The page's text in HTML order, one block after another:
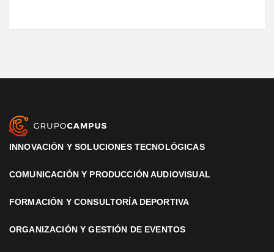
INNOVACIÓN Y SOLUCIONES TECNOLÓGICAS
COMUNICACIÓN Y PRODUCCIÓN AUDIOVISUAL
FORMACIÓN Y CONSULTORÍA DEPORTIVA
ORGANIZACIÓN Y GESTIÓN DE EVENTOS